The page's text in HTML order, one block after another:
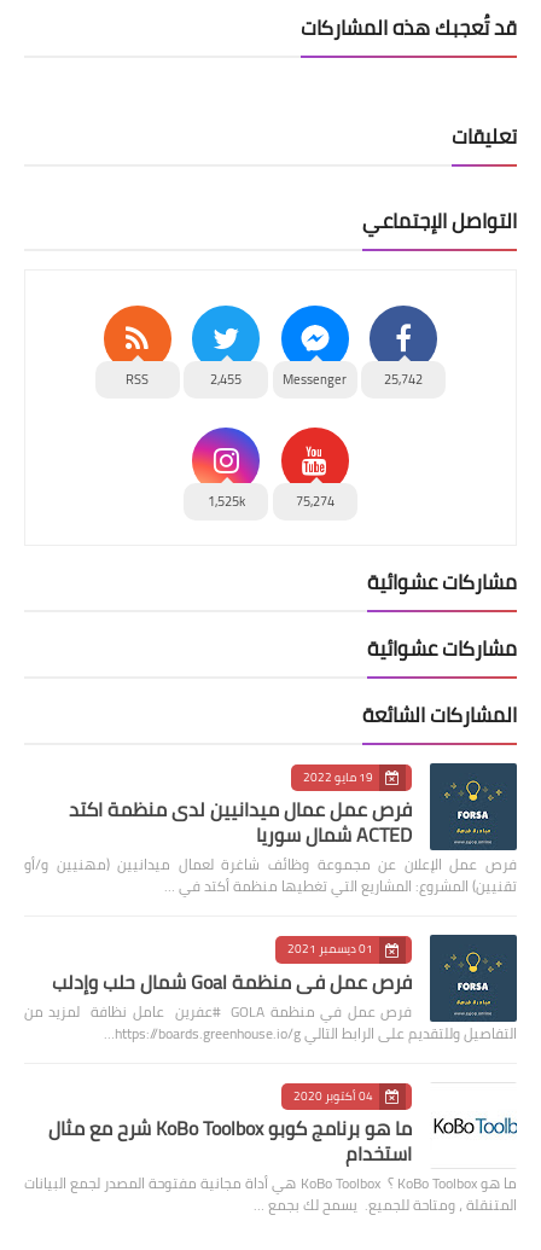
قد تُعجبك هذه المشاركات
تعليقات
التواصل الإجتماعي
25,742
Messenger
2,455
RSS
75,274
1,525k
مشاركات عشوائية
مشاركات عشوائية
المشاركات الشائعة
19 مايو 2022
فرص عمل عمال ميدانيين لدى منظمة اكتد
ACTED شمال سوريا
فرص عمل الإعلان عن مجموعة وظائف شاغرة لعمال ميدانيين (مهنيين و/أو
تقنيين) المشروع: المشاريع التي تغطيها منظمة أكتد في …
01 ديسمبر 2021
فرص عمل في منظمة Goal شمال حلب وإدلب
فرص عمل في منظمة GOLA #عفرين عامل نظافة لمزيد من
التفاصيل وللتقديم على الرابط التالي https://boards.greenhouse.io/g…
04 أكتوبر 2020
ما هو برنامج كوبو KoBo Toolbox شرح مع مثال
استخدام
ما هو KoBo Toolbox ؟ KoBo Toolbox هي أداة مجانية مفتوحة المصدر لجمع البيانات
المتنقلة ، ومتاحة للجميع. يسمح لك بجمع …